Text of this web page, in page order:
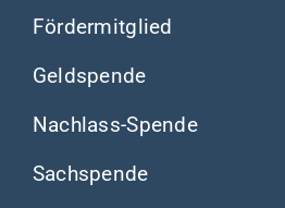
Fördermitglied
Geldspende
Nachlass-Spende
Sachspende